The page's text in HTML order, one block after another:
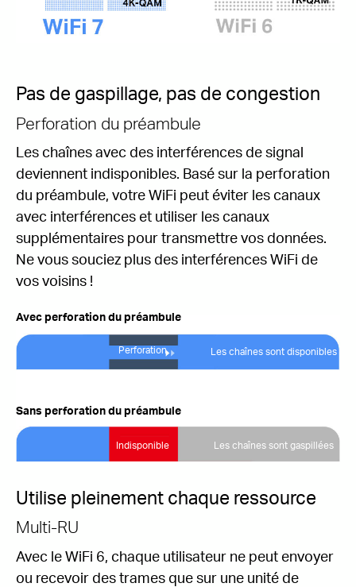
Pas de gaspillage, pas de congestion
Perforation du préambule
Les chaînes avec des interférences de signal
deviennent indisponibles. Basé sur la perforation
du préambule, votre WiFi peut éviter les canaux
avec interférences et utiliser les canaux
supplémentaires pour transmettre vos données.
Ne vous souciez plus des interférences WiFi de
vos voisins !
Avec perforation du préambule
Perforation Les chaînes sont disponibles
Sans perforation du préambule
Indisponible Les chaînes sont gaspillées
Utilise pleinement chaque ressource
Multi-RU
Avec le WiFi 6, chaque utilisateur ne peut envoyer
ou recevoir des trames que sur une unité de